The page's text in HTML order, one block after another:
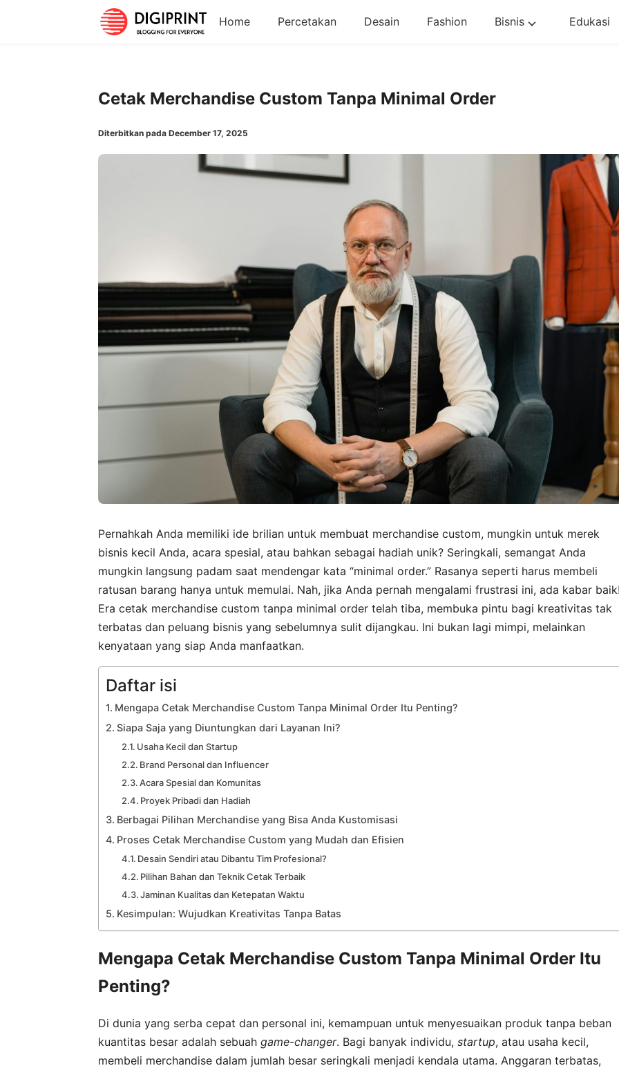
Home Percetakan Desain Fashion Bisnis Edukasi
Cetak Merchandise Custom Tanpa Minimal Order
Diterbitkan pada December 17, 2025
Pernahkah Anda memiliki ide brilian untuk membuat merchandise custom, mungkin untuk merek
bisnis kecil Anda, acara spesial, atau bahkan sebagai hadiah unik? Seringkali, semangat Anda
mungkin langsung padam saat mendengar kata “minimal order.” Rasanya seperti harus membeli
ratusan barang hanya untuk memulai. Nah, jika Anda pernah mengalami frustrasi ini, ada kabar
Era cetak merchandise custom tanpa minimal order telah tiba, membuka pintu bagi kreativitas tak
terbatas dan peluang bisnis yang sebelumnya sulit dijangkau. Ini bukan lagi mimpi, melainkan
kenyataan yang siap Anda manfaatkan.
Daftar isi
Mengapa Cetak Merchandise Custom Tanpa Minimal Order Itu Penting?
Siapa Saja yang Diuntungkan dari Layanan Ini?
Usaha Kecil dan Startup
Brand Personal dan Influencer
Acara Spesial dan Komunitas
Proyek Pribadi dan Hadiah
Berbagai Pilihan Merchandise yang Bisa Anda Kustomisasi
Proses Cetak Merchandise Custom yang Mudah dan Efisien
Desain Sendiri atau Dibantu Tim Profesional?
Pilihan Bahan dan Teknik Cetak Terbaik
Jaminan Kualitas dan Ketepatan Waktu
Kesimpulan: Wujudkan Kreativitas Tanpa Batas
Mengapa Cetak Merchandise Custom Tanpa Minimal Order Itu
Penting?
Di dunia yang serba cepat dan personal ini, kemampuan untuk menyesuaikan produk tanpa beban
kuantitas besar adalah sebuah game-changer. Bagi banyak individu, startup, atau usaha kecil,
membeli merchandise dalam jumlah besar seringkali menjadi kendala utama. Anggaran terbatas,